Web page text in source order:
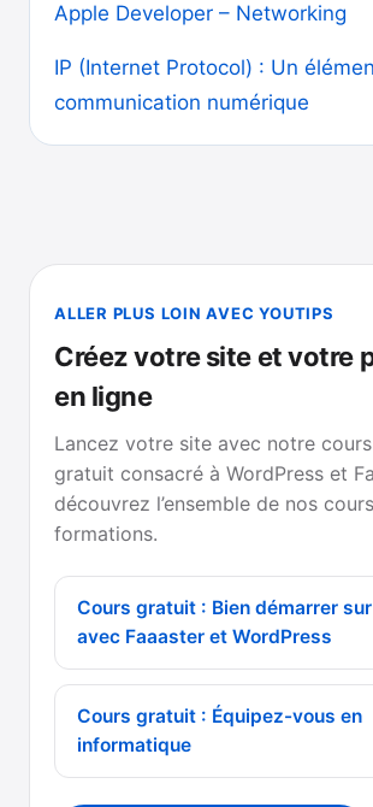
Apple Developer – Networking
IP (Internet Protocol) : Un
communication numérique
ALLER PLUS LOIN AVEC YOUTIPS
Créez votre site et votre
en ligne
Lancez votre site avec notre
gratuit consacré à WordPress et
découvrez l’ensemble de nos
formations.
Cours gratuit : Bien démarrer
avec Faaaster et WordPress
Cours gratuit : Équipez-vous en
informatique